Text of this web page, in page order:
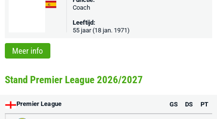
Coach
Leeftijd:
55 jaar (18 jan. 1971)
Meer info
Stand Premier League 2026/2027
Premier League GS DS PT